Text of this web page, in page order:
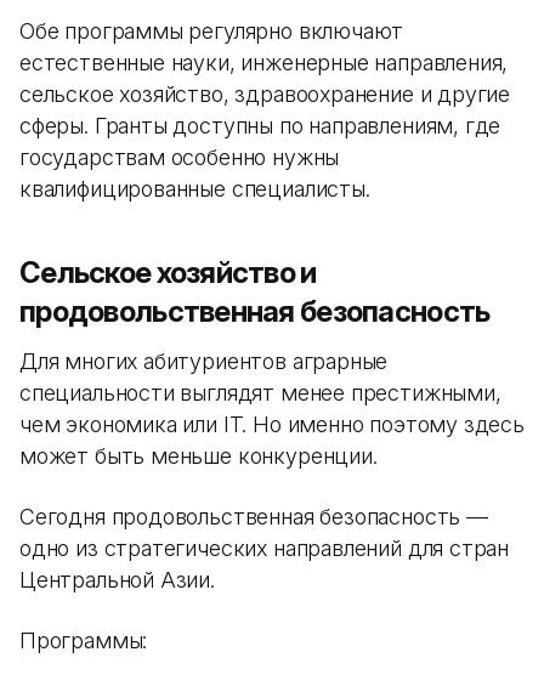
Обе программы регулярно включают
естественные науки, инженерные направления,
сельское хозяйство, здравоохранение и другие
сферы. Гранты доступны по направлениям, где
государствам особенно нужны
квалифицированные специалисты.
Сельское хозяйство и
продовольственная безопасность
Для многих абитуриентов аграрные
специальности выглядят менее престижными,
чем экономика или IT. Но именно поэтому здесь
может быть меньше конкуренции.
Сегодня продовольственная безопасность —
одно из стратегических направлений для стран
Центральной Азии.
Программы: